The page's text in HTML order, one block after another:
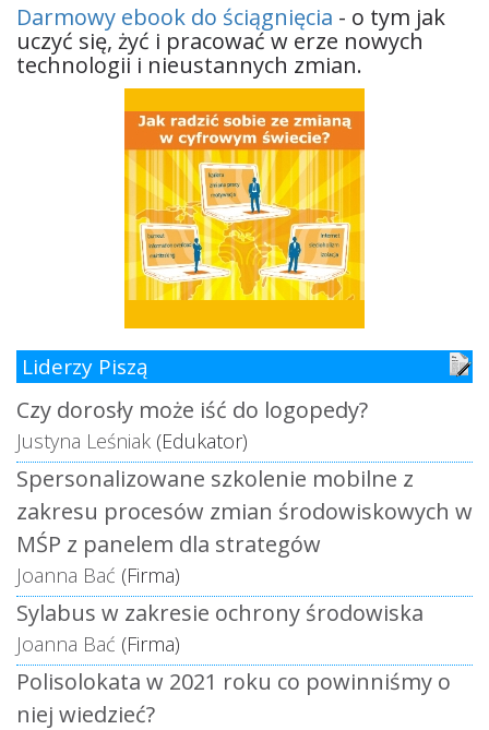
Darmowy ebook do ściągnięcia - o tym jak
uczyć się, żyć i pracować w erze nowych
technologii i nieustannych zmian.
Liderzy Piszą
Czy dorosły może iść do logopedy?
Justyna Leśniak (Edukator)
Spersonalizowane szkolenie mobilne z
zakresu procesów zmian środowiskowych w
MŚP z panelem dla strategów
Joanna Bać (Firma)
Sylabus w zakresie ochrony środowiska
Joanna Bać (Firma)
Polisolokata w 2021 roku co powinniśmy o
niej wiedzieć?